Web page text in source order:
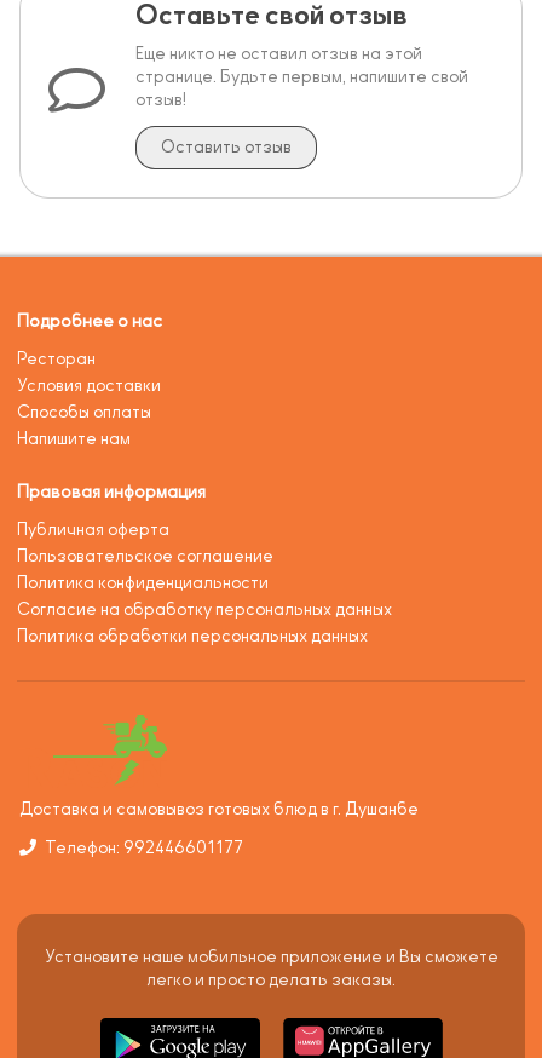
Оставьте свой отзыв
Еще никто не оставил отзыв на этой
странице. Будьте первым, напишите свой
отзыв!
Оставить отзыв
Подробнее о нас
Ресторан
Условия доставки
Способы оплаты
Напишите нам
Правовая информация
Публичная оферта
Пользовательское соглашение
Политика конфиденциальности
Согласие на обработку персональных данных
Политика обработки персональных данных
Доставка и самовывоз готовых блюд в г. Душанбе
Телефон: 992446601177
Установите наше мобильное приложение и Вы сможете
легко и просто делать заказы.